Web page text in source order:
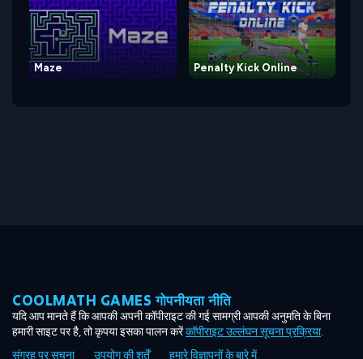
Maze Penalty Kick Online
COOLMATH GAMES गोपनीयता नीति
यदि आप मानते हैं कि आपकी अपनी कॉपीराइट की गई सामग्री आपकी अनुमति के बिना
हमारी साइट पर है, तो कृपया इसका पालन करेंकॉपीराइट उल्लंघन सूचना प्रक्रिया.
संग्रह पर सूचना
उपयोग की शर्तें
हमारे विज्ञापनों के बारे में